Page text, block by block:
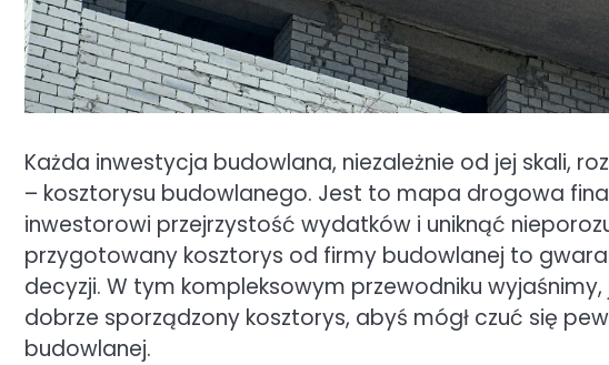
Każda inwestycja budowlana, niezależnie od jej skali,
– kosztorysu budowlanego. Jest to mapa drogowa
inwestorowi przejrzystość wydatków i uniknąć
przygotowany kosztorys od firmy budowlanej to
decyzji. W tym kompleksowym przewodniku
dobrze sporządzony kosztorys, abyś mógł czuć się
budowlanej.